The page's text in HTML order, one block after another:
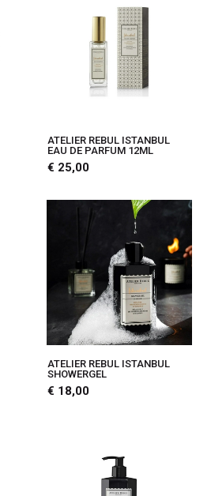
ATELIER REBUL ISTANBUL
EAU DE PARFUM 12ML
€ 25,00
ATELIER REBUL ISTANBUL
SHOWERGEL
€ 18,00